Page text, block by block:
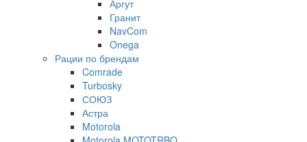
Аргут
Гранит
NavCom
Onega
Рации по брендам
Comrade
Turbosky
СОЮЗ
Астра
Motorola